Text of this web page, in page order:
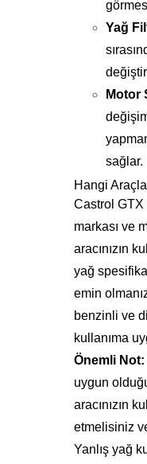
Yağ
Motor
sağlar.
Hangi
Castrol GTX
markası ve
aracınızın
yağ
emin
benzinli ve
kullanıma
Önemli Not:
uygun
aracınızın
etmelisiniz
Yanlış yağ